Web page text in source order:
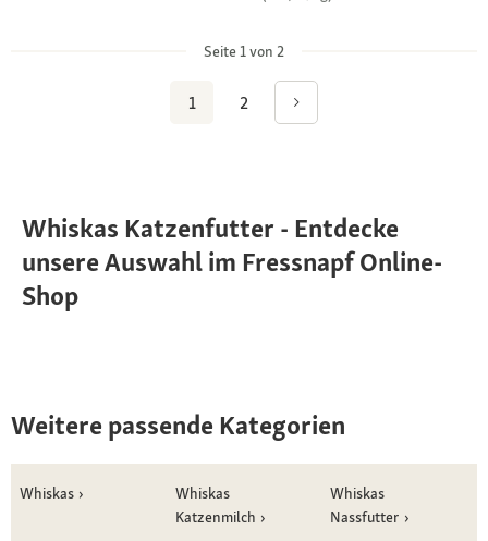
Seite 1 von 2
1 2
Whiskas Katzenfutter - Entdecke
unsere Auswahl im Fressnapf Online-
Shop
Weitere passende Kategorien
Whiskas
Whiskas
Katzenmilch
Whiskas
Nassfutter